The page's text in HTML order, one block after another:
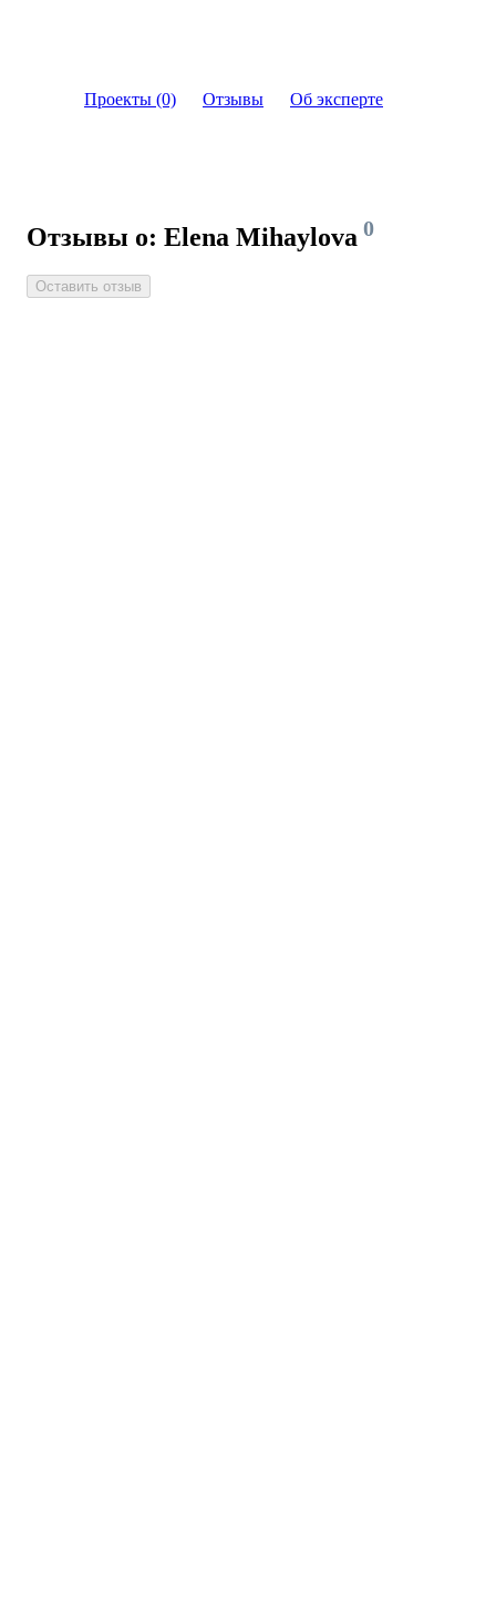
Проекты (0) Отзывы Об эксперте
Отзывы о: Elena Mihaylova 0
Оставить отзыв